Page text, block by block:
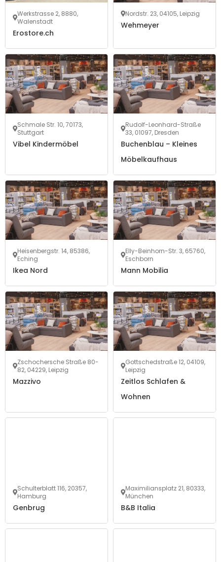
Werkstrasse 2, 8880,
Walenstadt
Erostore.ch
Nordstr. 23, 04105, Leipzig
Wehmeyer
Schmale Str. 10, 70173,
Stuttgart
Vibel Kindermöbel
Rudolf-Leonhard-Straße
33, 01097, Dresden
Buchenblau – Kleines
Möbelkaufhaus
Heisenbergstr. 14, 85386,
Eching
Ikea Nord
Elly-Beinhorn-Str. 3, 65760,
Eschborn
Mann Mobilia
Zschochersche Straße 80-
82, 04229, Leipzig
Mazzivo
Gottschedstraße 12, 04109,
Leipzig
Zeitlos Schlafen &
Wohnen
Schulterblatt 116, 20357,
Hamburg
Genbrug
Maximiliansplatz 21, 80333,
München
B&B Italia